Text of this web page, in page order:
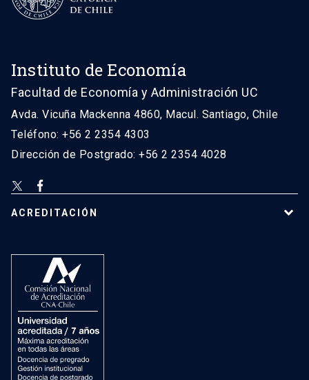
Instituto de Economía
Facultad de Economía y Administración UC
Avda. Vicuña Mackenna 4860, Macul. Santiago, Chile
Teléfono: +56 2 2354 4303
Dirección de Postgrado: +56 2 2354 4028
ACREDITACIÓN